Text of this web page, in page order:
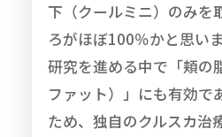
下（クールミニ）のみを
ろがほぼ100％かと思い
研究を進める中で「頬の
ファット）」にも有効で
ため、独自のクルスカ治